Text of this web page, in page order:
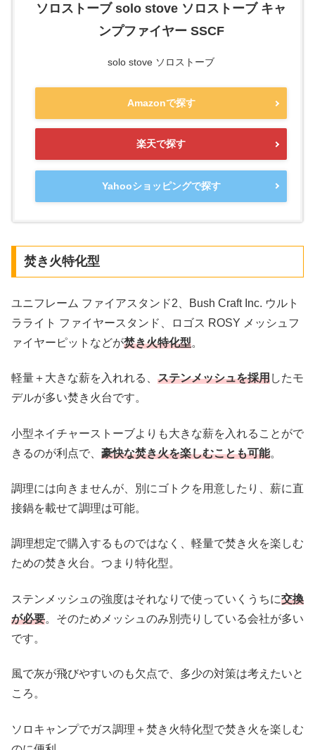
ソロストーブ solo stove ソロストーブ キャ
ンプファイヤー SSCF
solo stove ソロストーブ
Amazonで探す
楽天で探す
Yahooショッピングで探す
焚き火特化型
ユニフレーム ファイアスタンド2、Bush Craft Inc. ウルト
ラライト ファイヤースタンド、ロゴス ROSY メッシュフ
ァイヤーピットなどが焚き火特化型。
軽量＋大きな薪を入れれる、 ステンメッシュを採用したモ
デルが多い焚き火台です。
小型ネイチャーストーブよりも大きな薪を入れることがで
きるのが利点で、 豪快な焚き火を楽しむことも可能。
調理には向きませんが、別にゴトクを用意したり、薪に直
接鍋を載せて調理は可能。
調理想定で購入するものではなく、軽量で焚き火を楽しむ
ための焚き火台。つまり特化型。
ステンメッシュの強度はそれなりで使っていくうちに交換
が必要。そのためメッシュのみ別売りしている会社が多い
です。
風で灰が飛びやすいのも欠点で、多少の対策は考えたいと
ころ。
ソロキャンプでガス調理＋焚き火特化型で焚き火を楽しむ